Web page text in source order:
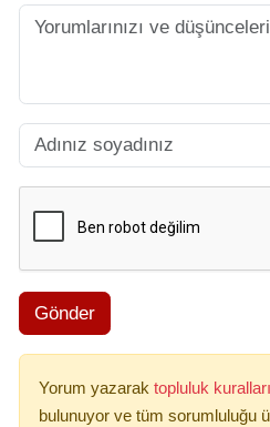
Gönder
Yorum yazarak topluluk
bulunuyor ve tüm sorumluluğu